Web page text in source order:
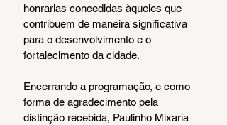
honrarias concedidas àqueles que
contribuem de maneira significativa
para o desenvolvimento e o
fortalecimento da cidade.
Encerrando a programação, e como
forma de agradecimento pela
distinção recebida, Paulinho Mixaria